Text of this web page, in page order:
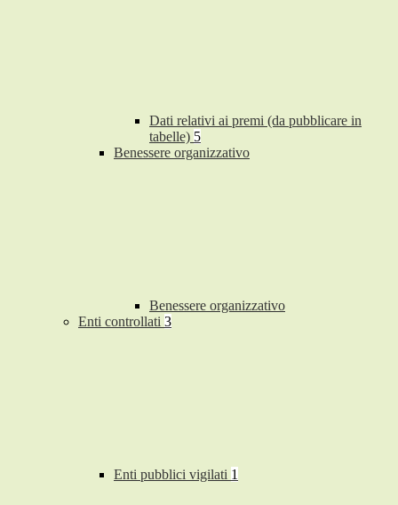
Dati relativi ai premi (da pubblicare in
tabelle) 5
Benessere organizzativo
Benessere organizzativo
Enti controllati 3
Enti pubblici vigilati 1